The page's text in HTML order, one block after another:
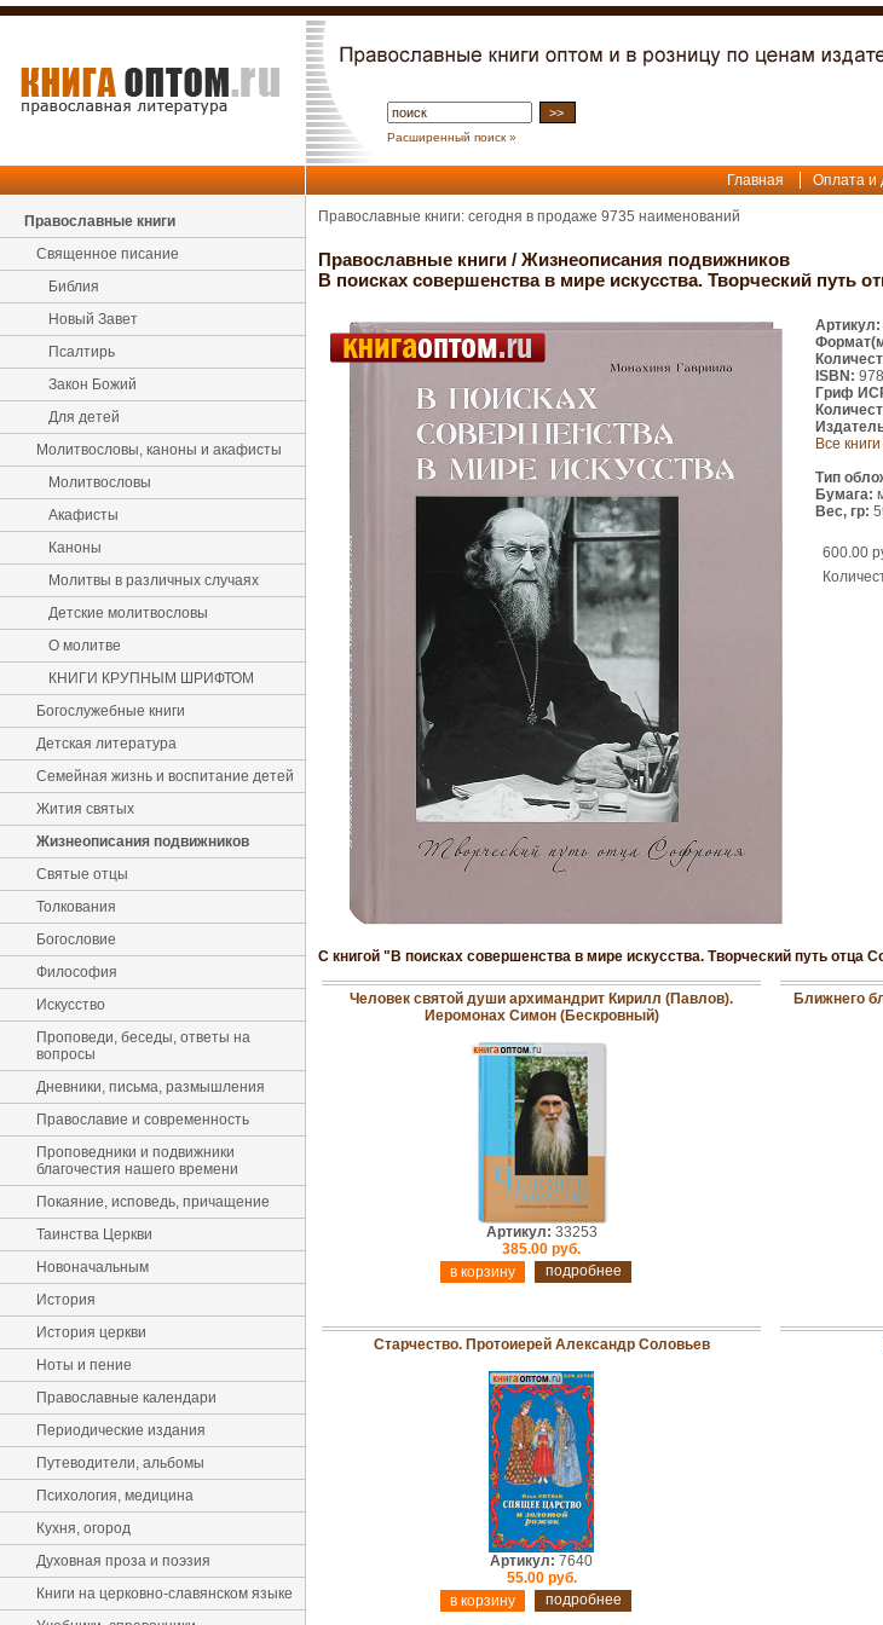
Расширенный поиск »
Главная Оплата и
Православные книги
Священное писание
Библия
Новый Завет
Псалтирь
Закон Божий
Для детей
Молитвословы, каноны и акафисты
Молитвословы
Акафисты
Каноны
Молитвы в различных случаях
Детские молитвословы
О молитве
КНИГИ КРУПНЫМ ШРИФТОМ
Богослужебные книги
Детская литература
Семейная жизнь и воспитание детей
Жития святых
Жизнеописания подвижников
Святые отцы
Толкования
Богословие
Философия
Искусство
Проповеди, беседы, ответы на
вопросы
Дневники, письма, размышления
Православие и современность
Проповедники и подвижники
благочестия нашего времени
Покаяние, исповедь, причащение
Таинства Церкви
Новоначальным
История
История церкви
Ноты и пение
Православные календари
Периодические издания
Путеводители, альбомы
Психология, медицина
Кухня, огород
Духовная проза и поэзия
Книги на церковно-славянском языке
Православные книги: сегодня в продаже 9735 наименований
Православные книги / Жизнеописания подвижников
В поисках совершенства в мире искусства. Творческий путь
Артикул:
ISBN:
Гриф
Все
Тип
Бумага:
Вес, гр:
600.00
С книгой "В поисках совершенства в мире искусства. Творческий путь
Человек святой души архимандрит Кирилл (Павлов).
Иеромонах Симон (Бескровный)
Артикул: 33253
385.00 руб.
подробнее
Ближнего
Старчество. Протоиерей Александр Соловьев
Артикул: 7640
55.00 руб.
подробнее